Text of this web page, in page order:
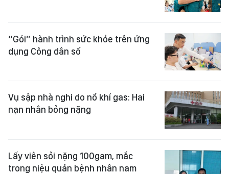
“Gói” hành trình sức khỏe trên ứng
dụng Công dân số
Vụ sập nhà nghi do nổ khí gas: Hai
nạn nhân bỏng nặng
Lấy viên sỏi nặng 100gam, mắc
trong niệu quản bệnh nhân nam